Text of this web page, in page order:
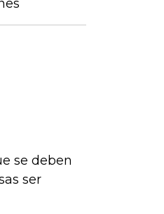
se deben
ser